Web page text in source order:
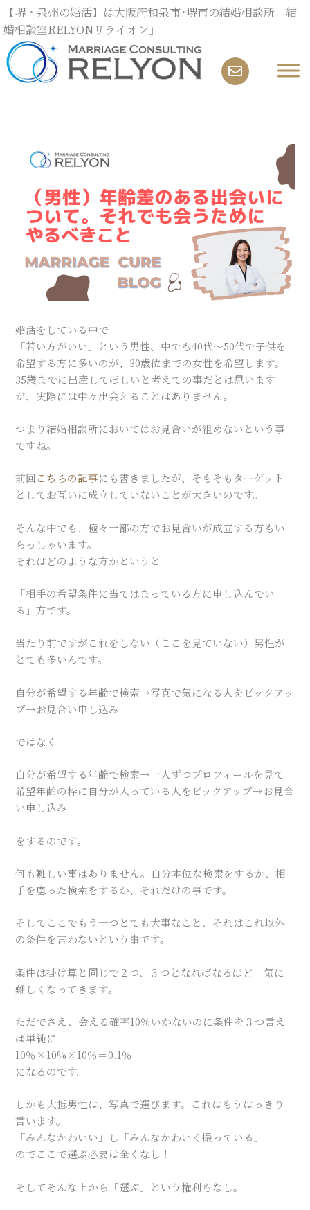
容
ス
キ
【堺・泉州の婚活】は大阪府和泉市･堺市の結婚相談所「結
婚相談室RELYONリライオン」
婚活をしている中で
「若い方がいい」という男性、中でも40代～50代で子供を
希望する方に多いのが、30歳位までの女性を希望します。
35歳までに出産してほしいと考えての事だとは思います
が、実際には中々出会えることはありません。
つまり結婚相談所においてはお見合いが組めないという事
ですね。
前回こちらの記事にも書きましたが、そもそもターゲット
としてお互いに成立していないことが大きいのです。
そんな中でも、極々一部の方でお見合いが成立する方もい
らっしゃいます。
それはどのような方かというと
「相手の希望条件に当てはまっている方に申し込んでい
る」方です。
当たり前ですがこれをしない（ここを見ていない）男性が
とても多いんです。
自分が希望する年齢で検索→写真で気になる人をピックアッ
プ→お見合い申し込み
ではなく
自分が希望する年齢で検索→一人ずつプロフィールを見て
希望年齢の枠に自分が入っている人をピックアップ→お見合
い申し込み
をするのです。
何も難しい事はありません。自分本位な検索をするか、相
手を慮った検索をするか、それだけの事です。
そしてここでもう一つとても大事なこと、それはこれ以外
の条件を言わないという事です。
条件は掛け算と同じで２つ、３つとなればなるほど一気に
難しくなってきます。
ただでさえ、会える確率10％いかないのに条件を３つ言え
ば単純に
10％×10%×10％＝0.1％
になるのです。
しかも大抵男性は、写真で選びます。これはもうはっきり
言います。
「みんなかわいい」し「みんなかわいく撮っている」
のでここで選ぶ必要は全くなし！
そしてそんな上から「選ぶ」という権利もなし。